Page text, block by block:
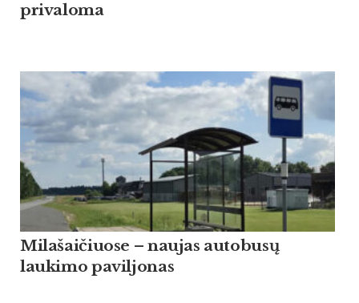
privaloma
Milašaičiuose – naujas autobusų
laukimo paviljonas